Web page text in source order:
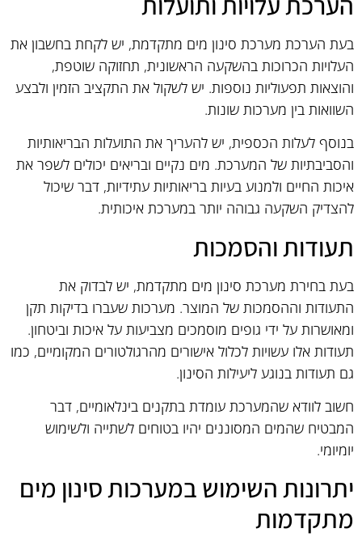
בעת הערכת מערכת סינון מים מתקדמת, יש לקחת בחשבון את
העלויות הכרוכות בהשקעה הראשונית, תחזוקה שוטפת,
והוצאות תפעוליות נוספות. יש לשקול את התקציב הזמין ולבצע
השוואות בין מערכות שונות.
בנוסף לעלות הכספית, יש להעריך את התועלות הבריאותיות
והסביבתיות של המערכת. מים נקיים ובריאים יכולים לשפר את
איכות החיים ולמנוע בעיות בריאותיות עתידיות, דבר שיכול
להצדיק השקעה גבוהה יותר במערכת איכותית.
תעודות והסמכות
בעת בחירת מערכת סינון מים מתקדמת, יש לבדוק את
התעודות וההסמכות של המוצר. מערכות שעברו בדיקות תקן
ומאושרות על ידי גופים מוסמכים מצביעות על איכות וביטחון.
תעודות אלו עשויות לכלול אישורים מהרגולטורים המקומיים, כמו
גם תעודות בנוגע ליעילות הסינון.
חשוב לוודא שהמערכת עומדת בתקנים בינלאומיים, דבר
המבטיח שהמים המסוננים יהיו בטוחים לשתייה ולשימוש
יומיומי.
יתרונות השימוש במערכות סינון מים
מתקדמות